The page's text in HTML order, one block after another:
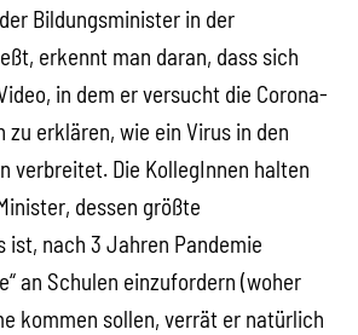
Bildungsminister in der
erkennt man daran, dass sich
in dem er versucht die Corona-
zu erklären, wie ein Virus in den
verbreitet. Die KollegInnen halten
dessen größte
ist, nach 3 Jahren Pandemie
an Schulen einzufordern (woher
kommen sollen, verrät er natürlich